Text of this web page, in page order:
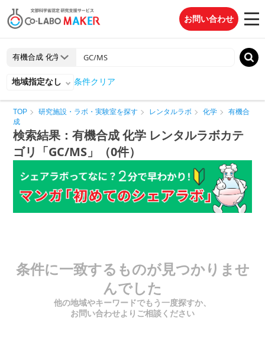
お問い合わせ
地域指定なし 条件クリア
TOP 研究施設・ラボ・実験室を探す レンタルラボ 化学
有機合
成
検索結果：有機合成 化学 レンタルラボカテ
ゴリ「GC/MS」（0件）
条件に一致するものが見つかりませ
んでした
他の地域やキーワードでもう一度探すか、
お問い合わせよりご相談ください